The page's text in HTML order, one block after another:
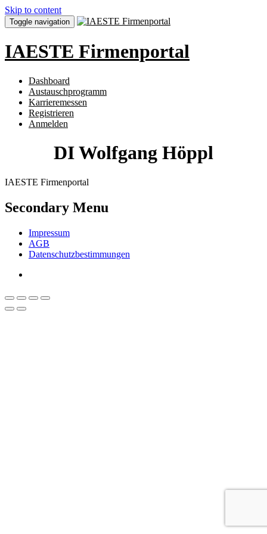
Skip to content
Toggle navigation
IAESTE Firmenportal
Dashboard
Austauschprogramm
Karrieremessen
Registrieren
Anmelden
DI Wolfgang Höppl
IAESTE Firmenportal
Secondary Menu
Impressum
AGB
Datenschutzbestimmungen